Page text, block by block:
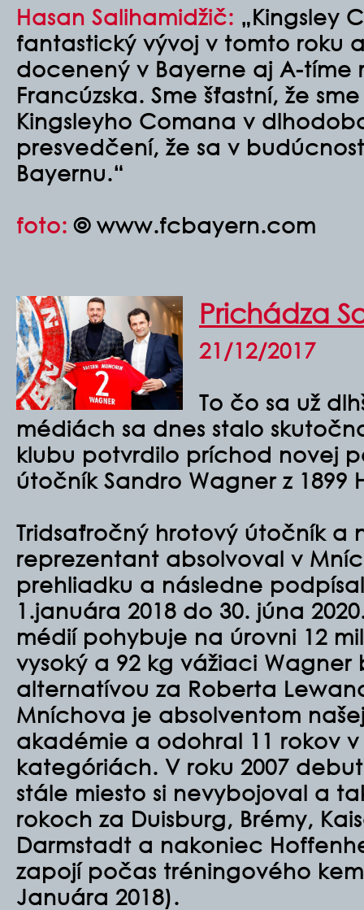
Hasan Salihamidžič: „Kingsley
fantastický vývoj v tomto roku
docenený v Bayerne aj A-tíme
Francúzska. Sme šťastní, že
Kingsleyho Comana v
presvedčení, že sa v
Bayernu.“
foto:© www.fcbayern.com
Prichádza
21/12/2017
To čo sa už
médiách sa dnes stalo
klubu potvrdilo príchod novej
útočník Sandro Wagner z 1899
Tridsaťročný hrotový útočník a
reprezentant absolvoval v
prehliadku a následne
1.januára 2018 do 30. júna
médií pohybuje na úrovni 12
vysoký a 92 kg vážiaci Wagner
alternatívou za Roberta
Mníchova je absolventom
akadémie a odohral 11 rokov
kategóriách. V roku 2007
stále miesto si nevybojoval a
rokoch za Duisburg, Brémy,
Darmstadt a nakoniec
zapojí počas tréningového
Januára 2018).